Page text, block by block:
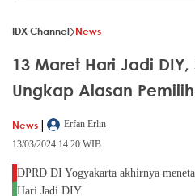
IDX Channel News
13 Maret Hari Jadi DIY,
Ungkap Alasan
News |
Erfan Erlin
13/03/2024 14:20 WIB
DPRD DI Yogyakarta akhirnya
Hari Jadi DIY.